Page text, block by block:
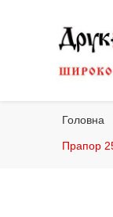
Головна
Прапор